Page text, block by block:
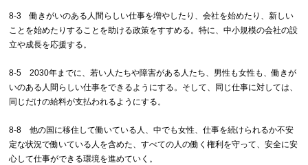
8-3 働きがいのある人間らしい仕事を増やしたり、会社を始めたり、新しい
ことを始めたりすることを助ける政策をすすめる。特に、中小規模の会社の設
立や成長を応援する。
8-5 2030年までに、若い人たちや障害がある人たち、男性も女性も、働きが
いのある人間らしい仕事をできるようにする。そして、同じ仕事に対しては、
同じだけの給料が支払われるようにする。
8-8 他の国に移住して働いている人、中でも女性、仕事を続けられるか不安
定な状況で働いている人を含めた、すべての人の働く権利を守って、安全に安
心して仕事ができる環境を進めていく。